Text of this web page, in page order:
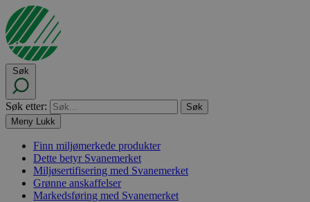
Søk
Søk etter:
Meny Lukk
Finn miljømerkede produkter
Dette betyr Svanemerket
Miljøsertifisering med Svanemerket
Grønne anskaffelser
Markedsføring med Svanemerket